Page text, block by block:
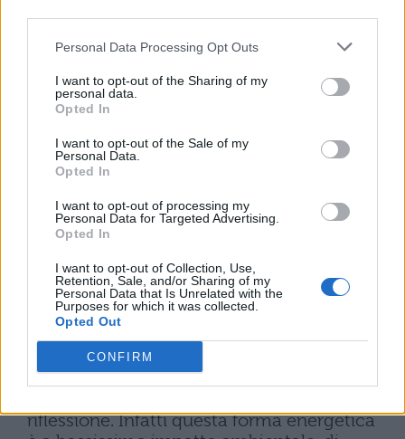
Personal Data Processing Opt Outs
I want to opt-out of the Sharing of my
personal data.
Opted In
I want to opt-out of the Sale of my
Personal Data.
Opted In
I want to opt-out of processing my
Personal Data for Targeted Advertising.
Opted In
I want to opt-out of Collection, Use,
Retention, Sale, and/or Sharing of my
Personal Data that Is Unrelated with the
Purposes for which it was collected.
Opted Out
CONFIRM
Venezia una nuova centrale
completamente a Idrogeno che, stando ad
12MW di energia. L’anno prossimo, il 2009,
dovrebbe essere l’anno inaugurale.
completamente pulito per le automobili,
l’Idrogeno può essere usato, come visto,
milanese della Bicocca, circa 40 famiglie
sono alimentate a Idrogeno), ma anche per
che il prodotto di scarto del processo usato
presso la Bicocca, ove è collocata una
centrale con una potenza di 1,3MW, è
acqua calda. Prima avevamo detto come
l’Idrogeno, al giorno d’oggi, sia ancora
troppo caro e quindi troppo poco
riflessione. Infatti questa forma energetica